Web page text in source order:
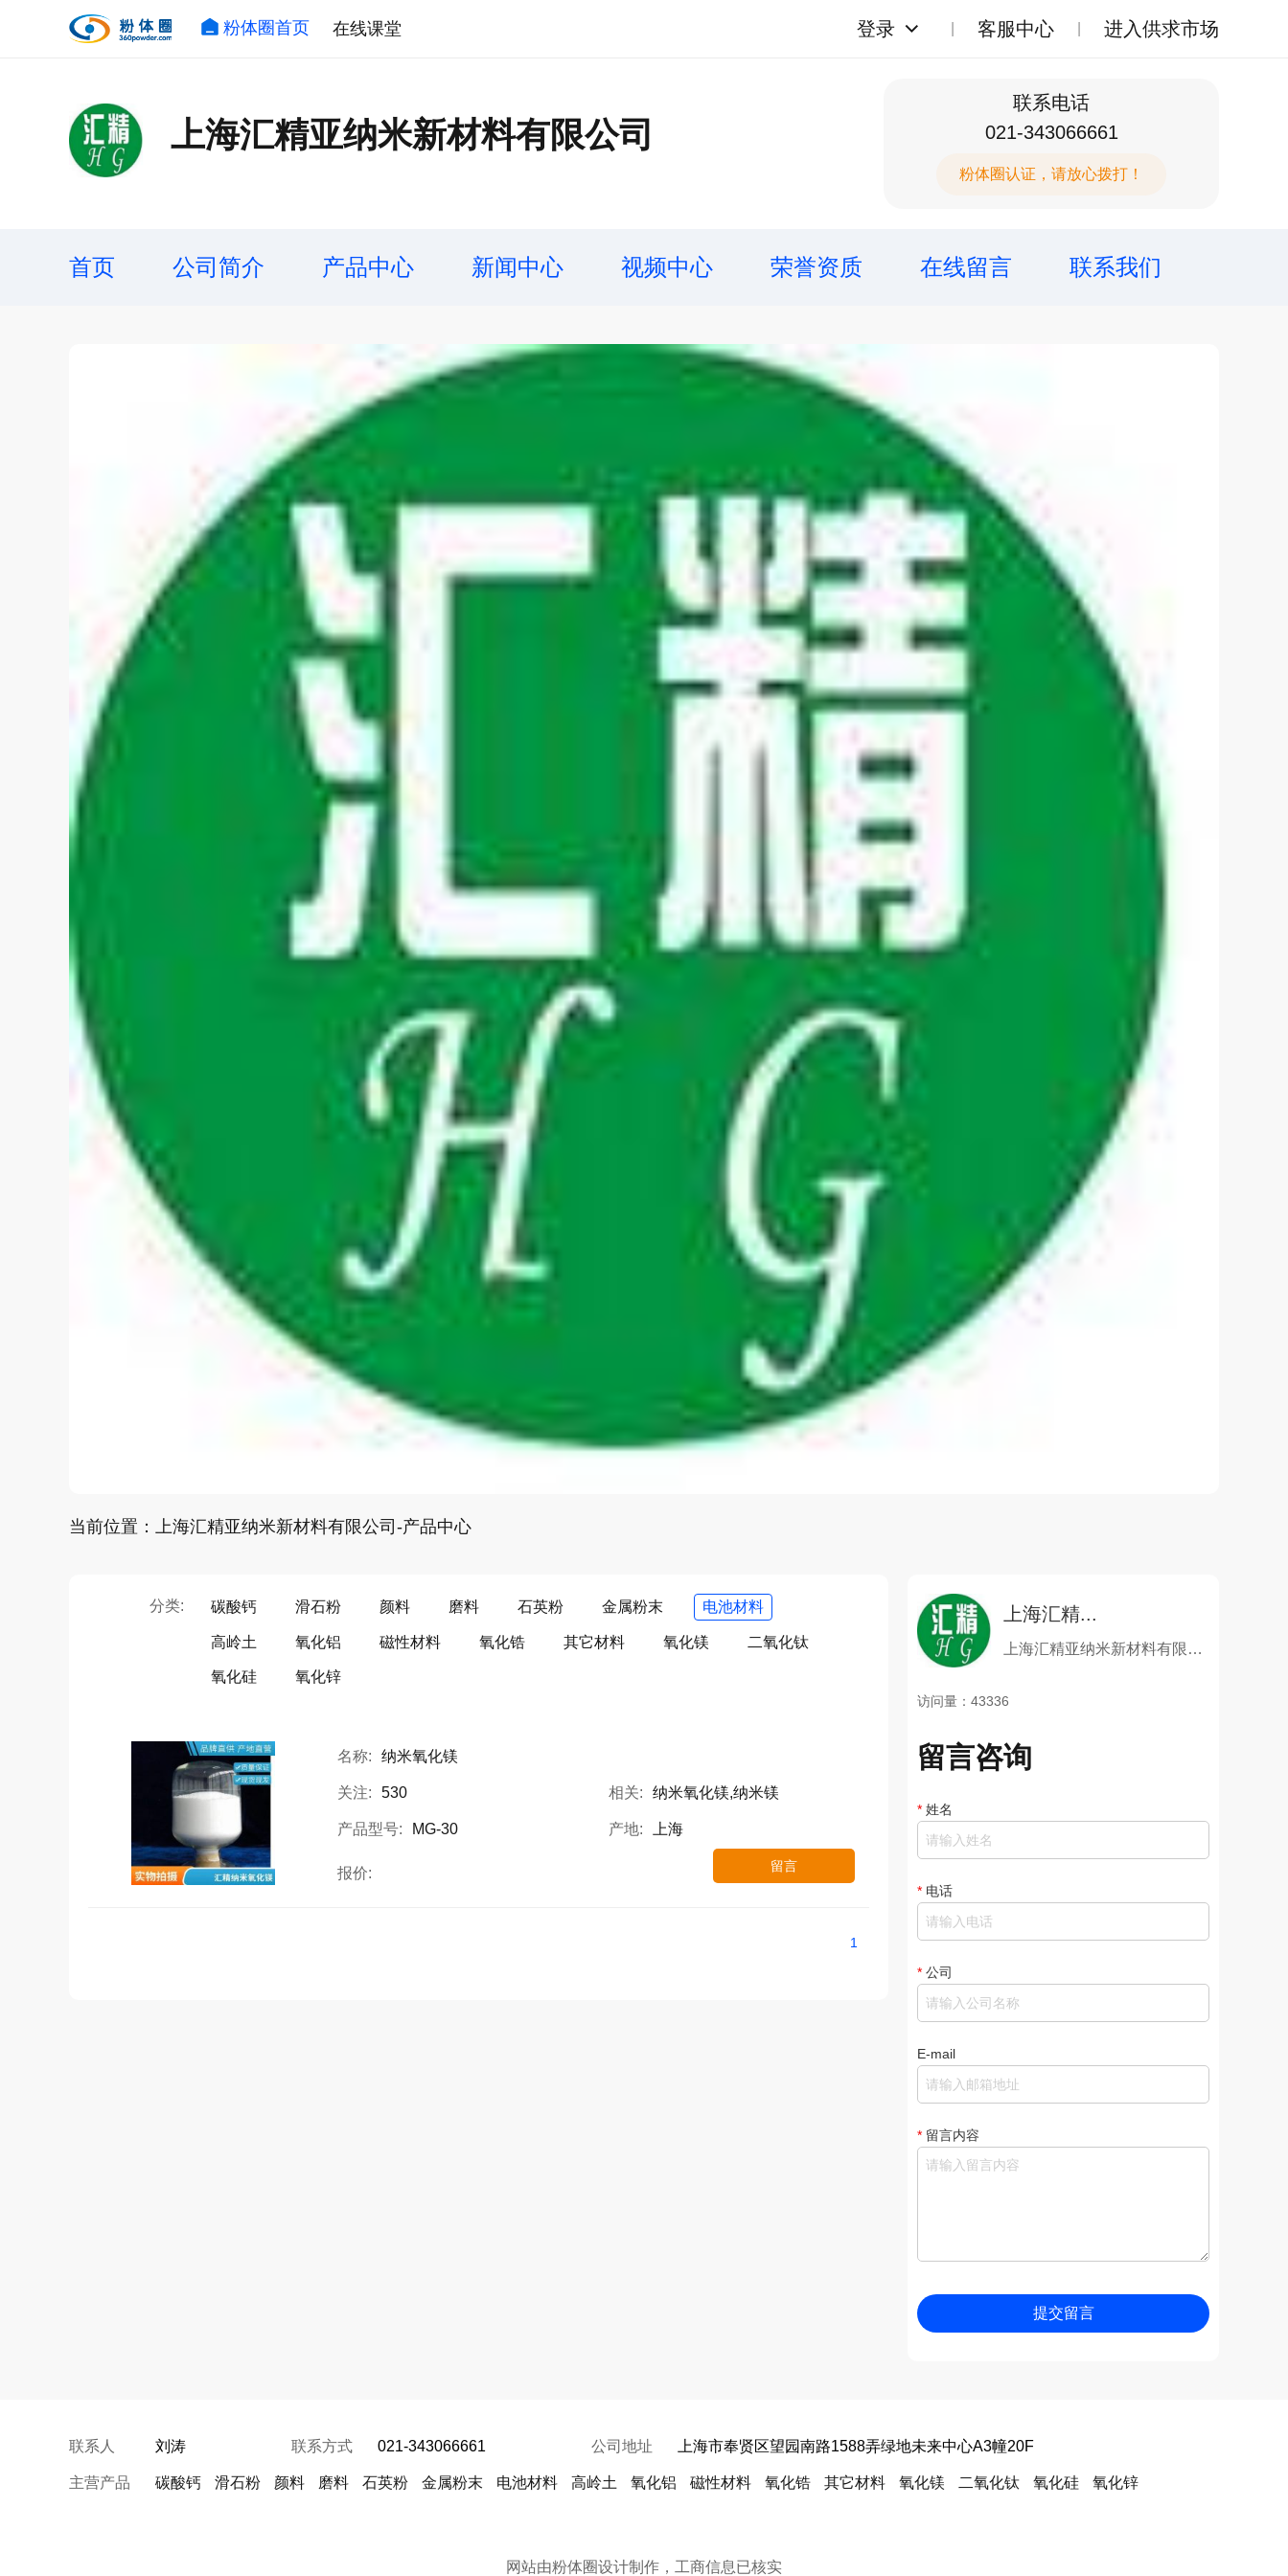
粉体圈首页 在线课堂 登录 客服中心 进入供求市场
上海汇精亚纳米新材料有限公司
联系电话
021-343066661
粉体圈认证，请放心拨打！
首页 公司简介 产品中心 新闻中心 视频中心 荣誉资质 在线留言 联系我们
当前位置：上海汇精亚纳米新材料有限公司-产品中心
分类: 碳酸钙 滑石粉 颜料 磨料 石英粉 金属粉末 电池材料
高岭土 氧化铝 磁性材料 氧化锆 其它材料 氧化镁 二氧化钛
氧化硅 氧化锌
名称: 纳米氧化镁
关注: 530 相关: 纳米氧化镁,纳米镁
产品型号: MG-30 产地: 上海
报价: 留言
1
上海汇精...
上海汇精亚纳米新材料有限公司
访问量：43336
留言咨询
* 姓名
* 电话
* 公司
E-mail
* 留言内容
提交留言
联系人 刘涛 联系方式 021-343066661 公司地址 上海市奉贤区望园南路1588弄绿地未来中心A3幢20F
主营产品 碳酸钙 滑石粉 颜料 磨料 石英粉 金属粉末 电池材料 高岭土 氧化铝 磁性材料 氧化锆 其它材料 氧化镁 二氧化钛 氧化硅 氧化锌
网站由粉体圈设计制作，工商信息已核实